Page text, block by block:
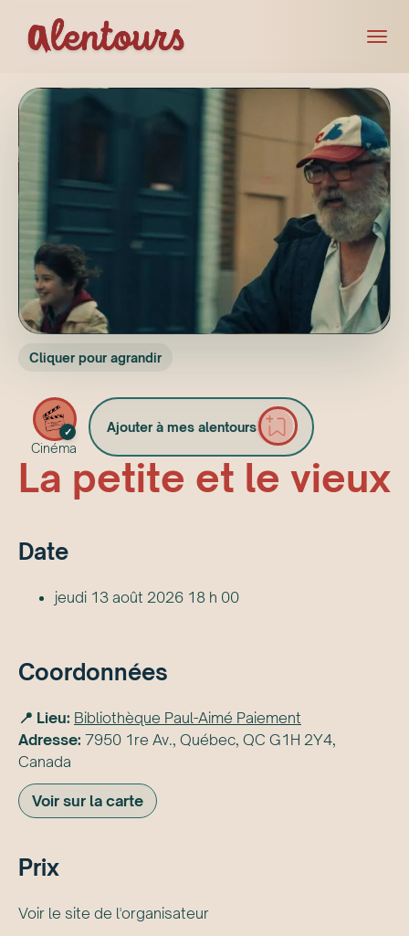
Cliquer pour agrandir
✓
Cinéma
Ajouter à mes alentours
La petite et le vieux
Date
jeudi 13 août 2026 18 h 00
Coordonnées
📍 Lieu: Bibliothèque Paul-Aimé Paiement
Adresse: 7950 1re Av., Québec, QC G1H 2Y4,
Canada
Voir sur la carte
Prix
Voir le site de l'organisateur